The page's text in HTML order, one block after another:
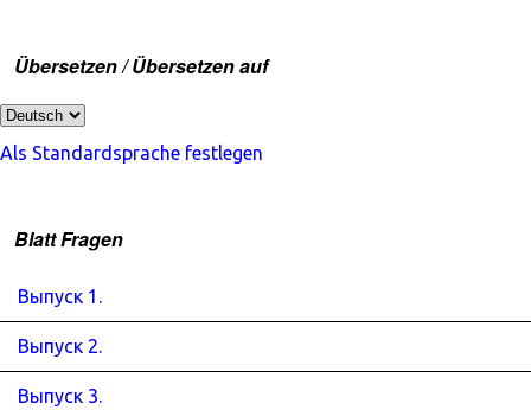
Übersetzen / Übersetzen auf
Als Standardsprache festlegen
Blatt Fragen
Выпуск 1.
Выпуск 2.
Выпуск 3.